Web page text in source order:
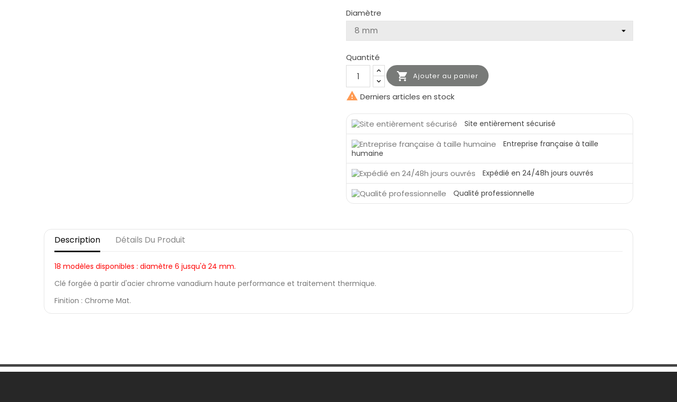
Diamètre
Quantité
 Ajouter au panier
 Derniers articles en stock
Site entièrement sécurisé
Entreprise française à taille
humaine
Expédié en 24/48h jours ouvrés
Qualité professionnelle
Description Détails Du Produit
18 modèles disponibles : diamètre 6 jusqu'à 24 mm.
Clé forgée à partir d'acier chrome vanadium haute performance et traitement thermique.
Finition : Chrome Mat.